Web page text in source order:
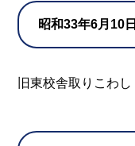
昭和33年6月10日
旧東校舎取りこわし